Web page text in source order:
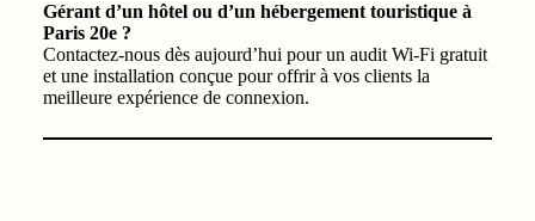
Gérant d’un hôtel ou d’un hébergement touristique à
Paris 20e ?
Contactez-nous dès aujourd’hui pour un audit Wi‑Fi gratuit
et une installation conçue pour offrir à vos clients la
meilleure expérience de connexion.